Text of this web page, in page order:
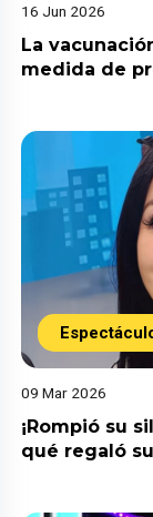
16 Jun 2026
La
medida de
09 Mar 2026
¡Rompió su
qué regaló